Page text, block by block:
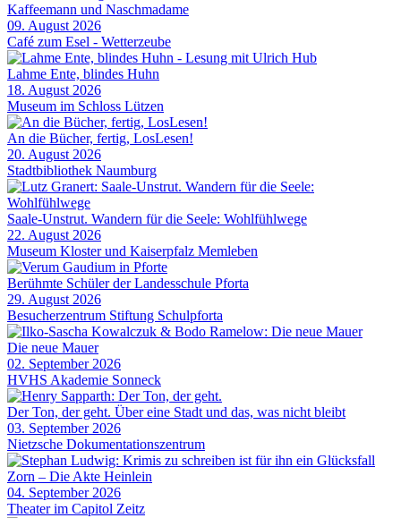
Kaffeemann und Naschmadame
09. August 2026
Café zum Esel - Wetterzeube
Lahme Ente, blindes Huhn
18. August 2026
Museum im Schloss Lützen
An die Bücher, fertig, LosLesen!
20. August 2026
Stadtbibliothek Naumburg
Saale-Unstrut. Wandern für die Seele: Wohlfühlwege
22. August 2026
Museum Kloster und Kaiserpfalz Memleben
Berühmte Schüler der Landesschule Pforta
29. August 2026
Besucherzentrum Stiftung Schulpforta
Die neue Mauer
02. September 2026
HVHS Akademie Sonneck
Der Ton, der geht. Über eine Stadt und das, was nicht bleibt
03. September 2026
Nietzsche Dokumentationszentrum
Zorn – Die Akte Heinlein
04. September 2026
Theater im Capitol Zeitz